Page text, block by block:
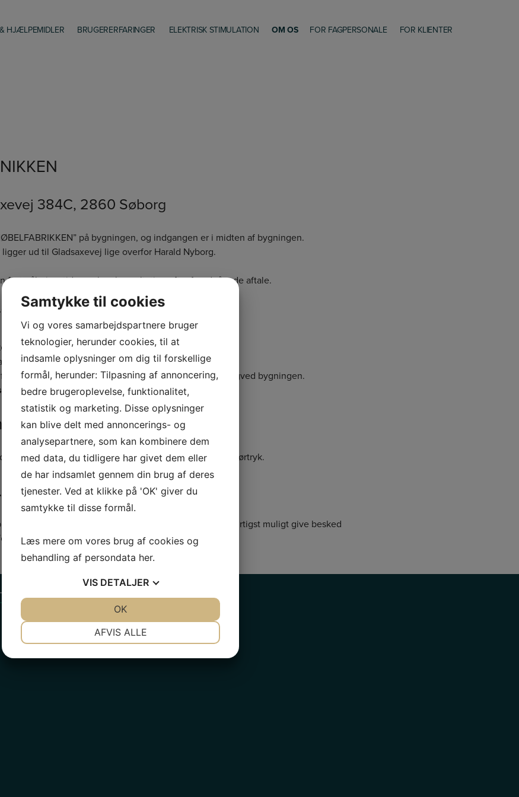
HJÆLPEMIDLER BRUGERERFARINGER ELEKTRISK STIMULATION OM OS FOR FAGPERSONALE FOR KLIENTER
384C, 2860 Søborg
på bygningen, og indgangen er i midten af bygningen.
ud til Gladsaxevej lige overfor Harald Nyborg.
faste åbningstider og kun konsultation efter forudgående aftale.
på bagsiden langs bygningen
med Apofysio/EL-KLINIKKEN skilte).
der parkeringspladser rundt langs boligblokken bagved bygningen.
findes i venteområdet og skal placeres i bilen.
fra gadeplan og døre med automatisk åbning ved dørtryk.
forhindret i at møde op til den aftalte tid, bedes du hurtigst muligt give besked
(telefonsvarer) eller via mail.
Samtykke til cookies
Vi og vores samarbejdspartnere bruger
teknologier, herunder cookies, til at
indsamle oplysninger om dig til forskellige
formål, herunder: Tilpasning af annoncering,
bedre brugeroplevelse, funktionalitet,
statistik og marketing. Disse oplysninger
kan blive delt med annoncerings- og
analysepartnere, som kan kombinere dem
med data, du tidligere har givet dem eller
de har indsamlet gennem din brug af deres
tjenester. Ved at klikke på 'OK' giver du
samtykke til disse formål.
Læs mere om vores brug af cookies og
behandling af persondata her.
VIS DETALJER
AFVIS ALLE
OK